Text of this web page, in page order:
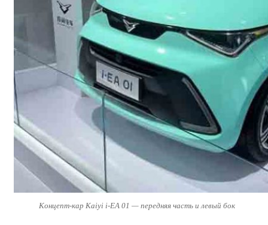
Концепт-кар Kaiyi i-EA 01 — передняя часть и левый бок